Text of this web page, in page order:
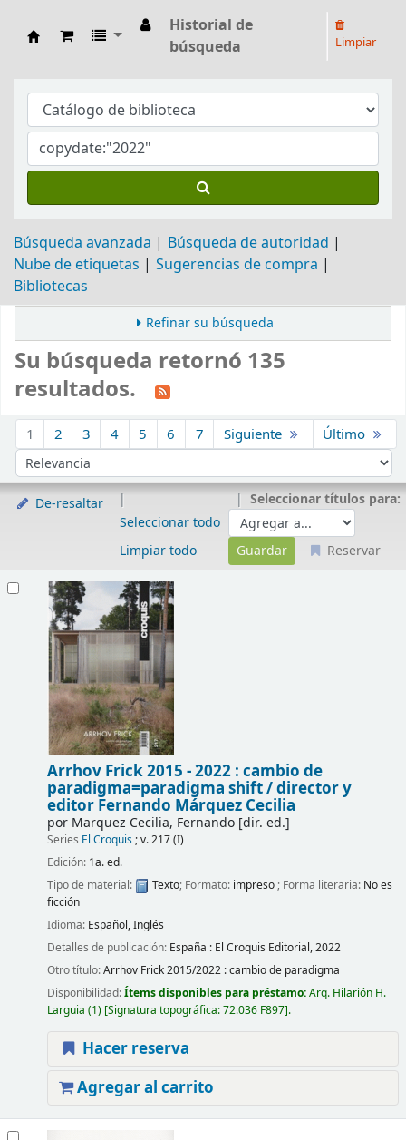
Biblioteca Arq. Hilarión H. Larguía
Historial de
búsqueda
Limpiar
Búsqueda avanzada
Búsqueda de autoridad
Nube de etiquetas
Sugerencias de compra
Bibliotecas
Refinar su búsqueda
Su búsqueda retornó 135
resultados.
1 2 3 4 5 6 7 Siguiente Último
Ordenar por:
De-resaltar
Seleccionar todo
Limpiar todo
Seleccionar títulos para:
Reservar
Arrhov Frick 2015 - 2022 : cambio de
paradigma=paradigma shift /director y
editor Fernando Márquez Cecilia
por Marquez Cecilia, Fernando[dir. ed.]
Series El Croquis; v. 217 (I)
Edición: 1a. ed.
Tipo de material:
Texto; Formato: impreso; Forma literaria: No es
ficción
Idioma: Español,Inglés
Detalles de publicación: España : El Croquis Editorial,2022
Otro título:Arrhov Frick 2015/2022 : cambio de paradigma
Disponibilidad:Ítems disponibles para préstamo:Arq. Hilarión H.
Larguia (1) Signatura topográfica:72.036 F897 .
Hacer reserva
Agregar al carrito